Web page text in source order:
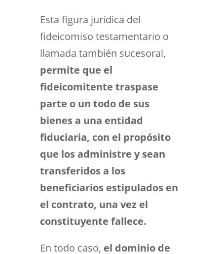
Esta figura jurídica del
fideicomiso testamentario o
llamada también sucesoral,
permite que el
fideicomitente traspase
parte o un todo de sus
bienes a una entidad
fiduciaria, con el propósito
que los administre y sean
transferidos a los
beneficiarios estipulados en
el contrato, una vez el
constituyente fallece.
En todo caso, el dominio de